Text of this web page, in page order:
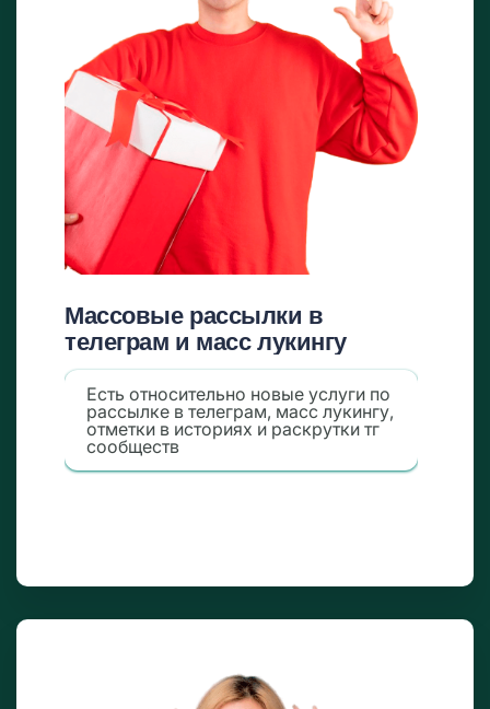
Массовые рассылки в
телеграм и масс лукингу
Есть относительно новые услуги по
рассылке в телеграм, масс лукингу,
отметки в историях и раскрутки тг
сообществ